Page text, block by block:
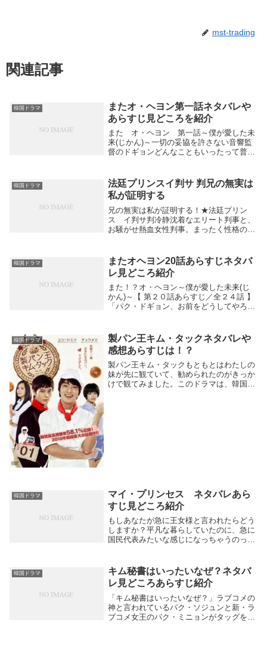
mst-trading
関連記事
韓国ドラマ
またオ・ヘヨン第一話ネタバレや
あらすじ見どころを紹介
また オ・ヘヨン 第一話～僕が愛した未
来(じかん)～一切の妥協を許さない音響監
督のドギョンどんなこともいったって普通
出会いになるのかそれとも…このドラマを
見るにはこ...
韓国ドラマ
法廷プリンスイ判サ 判兄の無実は
私が証明する
兄の無実は私が証明する！★法廷プリン
ス イ判サ判冷静沈着なエリート判事と、
お騒がせ熱血女性判事。まったく性格の違
す。果たして兄の無実は証明できるのでし
ょうか？あらすじ...
韓国ドラマ
またオヘヨン20話あらすじネタバ
レ見どころ紹介
また！？オ・ヘヨン～僕が愛した未来(じ
かん)～【 第２０話あらすじ／全２４話 】
「パク・ドギョン、お前をどうしてやろう
怒りが込み上げ１人酒を飲む。このドラマ
を見るに...
韓国ドラマ
製パン王キム・タックネタバレや
感想あらすじは！？
製パン王キム・タックもともとはわたしの
妹が先に観ていて、勧められたのがきっか
けで観てみました。このドラマは、韓国で
韓国ドラマ
マイ・プリンセス ネタバレあら
すじ見どころ紹介
もしあなたが急に王女様と言われたらどう
しますか？平凡な暮らしていたのに、急に
国民代表みたいな感じになっちゃうのって
からずプリンセスとして宮殿へ連れて行か
れ教育を受け...
韓国ドラマ
キム秘書はいったいなぜ？ネタバ
レ見どころあらすじ紹介
「キム秘書はいったいなぜ？」ラブコメの
神と言われているパク・ソジュンと新・ラ
ブコメ女王のパク・ミニョンがタッグを組